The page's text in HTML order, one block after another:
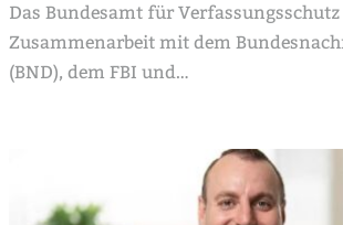
Das Bundesamt für
Zusammenarbeit mit dem
(BND), dem FBI und…